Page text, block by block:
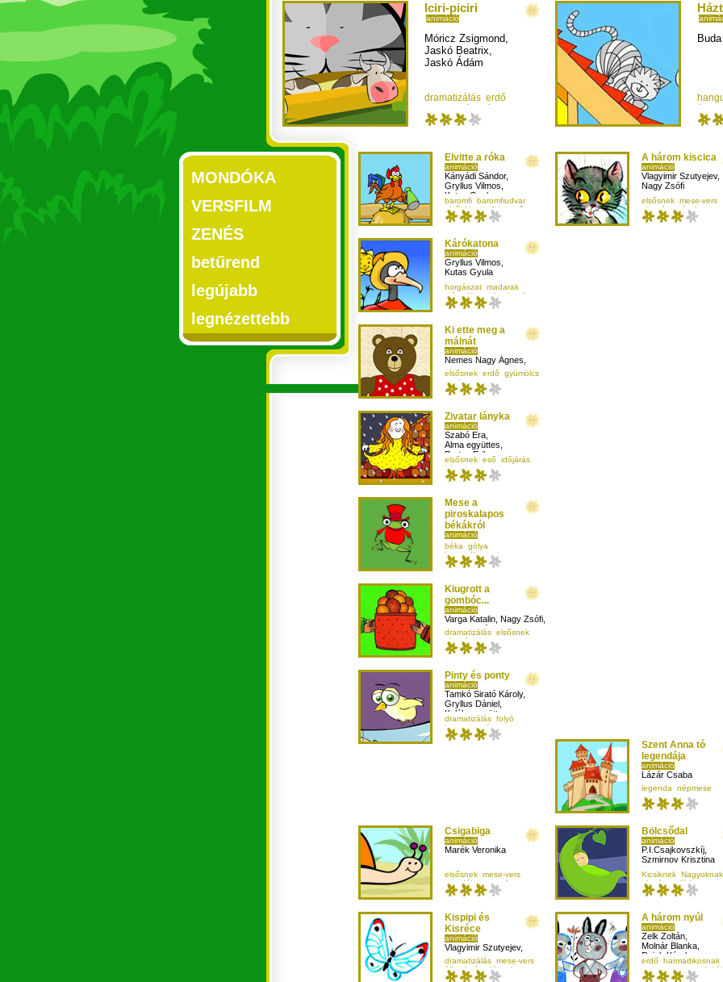
Iciri-piciri
animáció
Móricz Zsigmond,
Jaskó Beatrix,
Jaskó Ádám
dramatizálás erdő
MONDÓKA
VERSFILM
ZENÉS
betűrend
legújabb
legnézettebb
Elvitte a róka
animáció
Kányádi Sándor,
Gryllus Vilmos
Kutas Gyula
baromfi baromfiudvar
elsősöknek
felelgetős
A három kiscica
animáció
Vlagyimir Szutyejev,
Nagy Zsófi
elsősnek mese-vers
olvasás
színek
Kárókatona
animáció
Gryllus Vilmos
Kutas Gyula
horgászat madarak
másodikosnak
olvasás
Ki ette meg a
málnát
animáció
Nemes Nagy Ágnes
Erdei Gyöngyi
Molnár Zsolt
elsősnek erdő gyümölcs
medve
Zivatar lányka
animáció
Szabó Era
Alma együttes
Bartos Erika
elsősnek eső időjárás
környezetismeret
Mese a
piroskalapos
békákról
animáció
Magyar Kinga
béka
gólya
harmadikosnak
környezetismeret
Kiugrott a
gombóc...
animáció
Varga Katalin Nagy Zsófi
Papp Anikó Mira
dramatizálás elsősnek
olvasás
Pinty és ponty
animáció
Tamkó Sirató Károly,
Gryllus Dániel
Kaláka együttes
dramatizálás folyó
hangulat víz
Szent Anna tó
legendája
animáció
Lázár Csaba
legenda népmese
Csigabiga
animáció
Marék Veronika
elsősnek mese-vers
mondóka
mozgás
Bölcsődal
animáció
P.I.Csajkovszkíj
Szmirnov Krisztina
Kicsiknek Nagyoknak
altató
család
Kispipi és
Kisréce
animáció
Vlagyimir Szutyejev,
Kaló Bence
dramatizálás mese-vers
állatok
óvodásnak
A három nyúl
animáció
Zelk Zoltán
Molnár Blanka
Reich Károly
erdő harmadikosnak
mese-vers